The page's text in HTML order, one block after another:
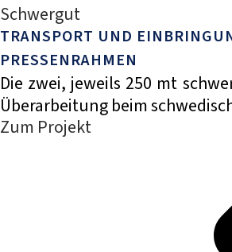
Schwergut
TRANSPORT UND
PRESSENRAHMEN
Die zwei, jeweils 250 mt
Überarbeitung beim
Zum Projekt